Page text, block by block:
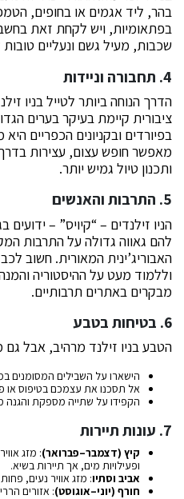
בהר, ליד אגמים או בחופים,
בפתאומיות, ויש לקחת זאת
שכבות, מעיל גשם ונעליים
4. תחבורה וניידות
הדרך הנוחה ביותר לטייל בניו
ציבורית קיימת בעיקר בערים
בפיורדים ובקניונים הכפריים
מאפשר חופש עצום, עצירות
ותכנון טיול גמיש יותר.
5. התרבות והאנשים
הניו זילנדים – “קיויס” –
להם גאווה גדולה על התרבות
האבוריג’ינית המאורית. חשוב
וללמוד מעט על ההיסטוריה
מבקרים באתרים תרבותיים.
6. בטיחות בטבע
הטבע בניו זילנד מרהיב, אבל גם
הישארו על השבילים המסומנים
אל תסכנו את עצמכם בטיפוס או
הקפידו על שתייה מספקת והגנה
7. עונות תיירות
קיץ (דצמבר–פברואר): מזג
ופעילויות מים, אך תיירות בשיא.
אביב וסתיו: מזג אוויר נעים,
חורף (יוני–אוגוסט): אזורים